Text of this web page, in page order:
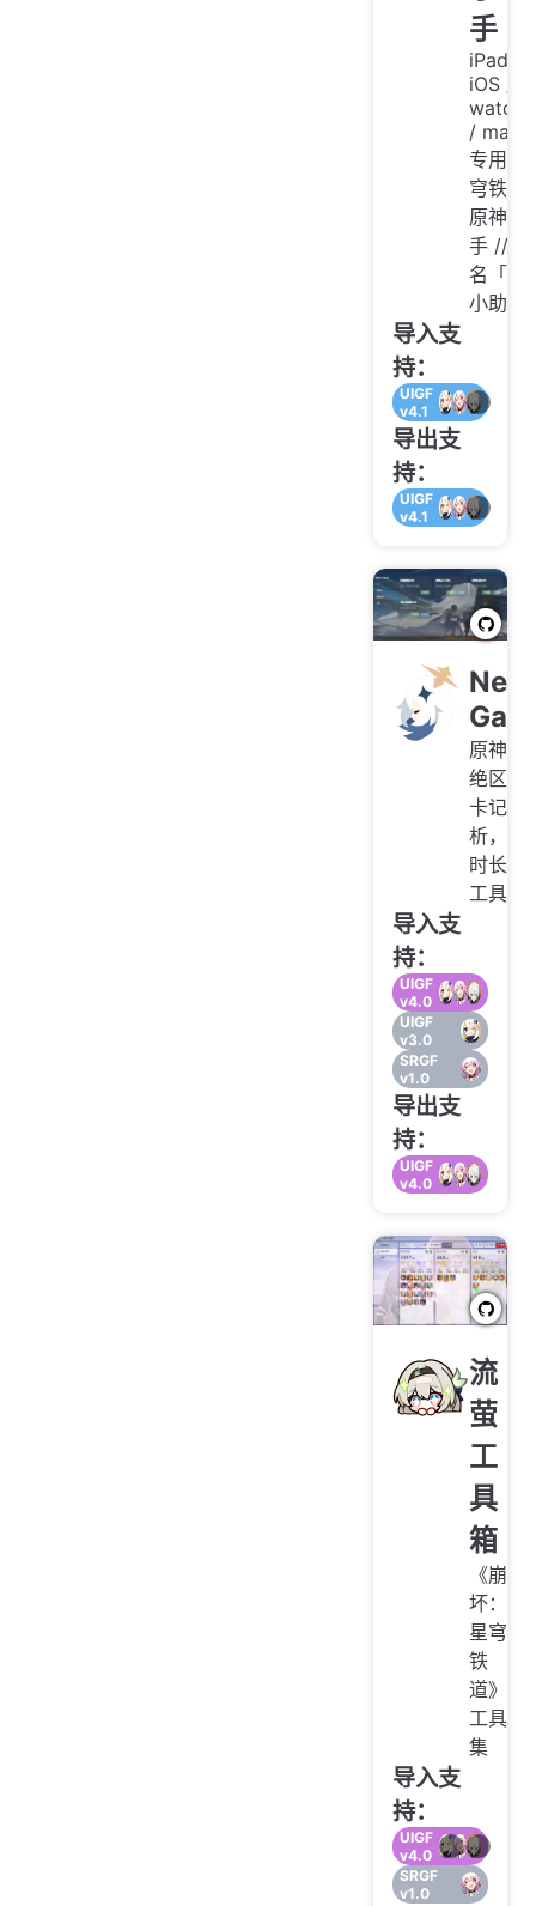
手
iOS /
/
专用的
穹铁道
原神小
手 // 原
名「披
小助手
导入支
持：
UIGF
v4.1
导出支
持：
UIGF
v4.1
原神崩
绝区零
卡记录
析，游
时长记
工具
导入支
持：
UIGF
v4.0
UIGF
v3.0
SRGF
v1.0
导出支
持：
UIGF
v4.0
流
萤
工
具
箱
《崩
坏：
星穹
铁
道》
工具
集
导入支
持：
UIGF
v4.0
SRGF
v1.0